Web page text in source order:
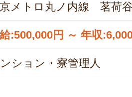
メトロ丸ノ内線 茗荷
:500,000円 ～ 年収
ション・寮管理人